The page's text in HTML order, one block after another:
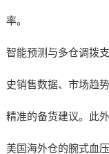
率。
智能预测与多仓调拨
史销售数据、市场趋
精准的备货建议。此
美国海外仓的腕式血